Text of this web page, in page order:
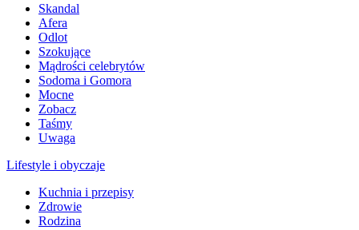
Skandal
Afera
Odlot
Szokujące
Mądrości celebrytów
Sodoma i Gomora
Mocne
Zobacz
Taśmy
Uwaga
Lifestyle i obyczaje
Kuchnia i przepisy
Zdrowie
Rodzina